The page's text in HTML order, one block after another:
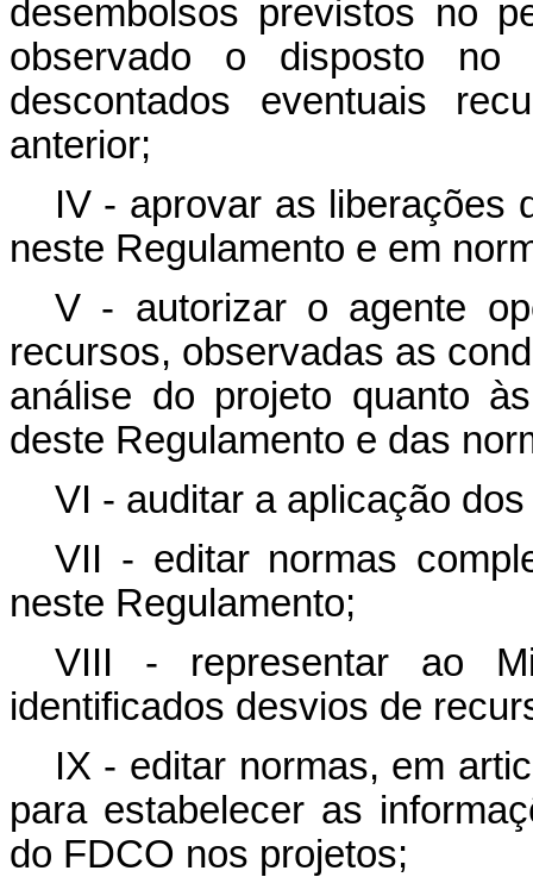
desembolsos previstos no
observado o disposto
descontados eventuais
anterior;
IV - aprovar as liberações
neste Regulamento e em
V - autorizar o agente
recursos, observadas as
análise do projeto quanto
deste Regulamento e das
VI - auditar a aplicação
VII - editar normas
neste Regulamento;
VIII - representar ao
identificados desvios de
IX - editar normas, em
para estabelecer as
do FDCO nos projetos;